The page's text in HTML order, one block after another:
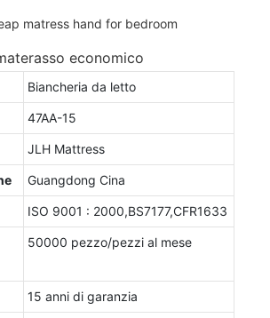
economico
Biancheria da letto
47AA-15
JLH Mattress
Guangdong Cina
ISO 9001 : 2000,BS7177,CFR1633
50000 pezzo/pezzi al mese
15 anni di garanzia